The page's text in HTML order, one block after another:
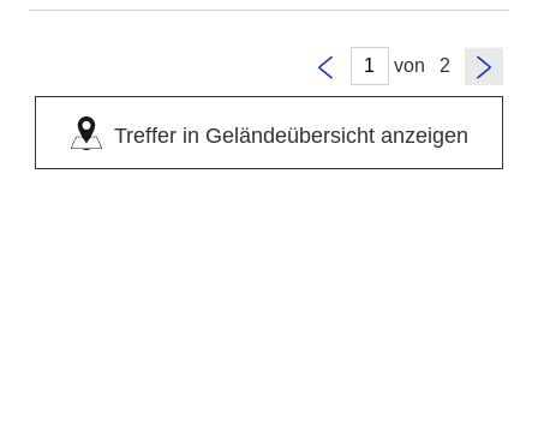
von
Treffer in Geländeübersicht anzeigen